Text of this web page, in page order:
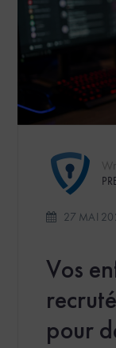
27 MAI
Vos
pour